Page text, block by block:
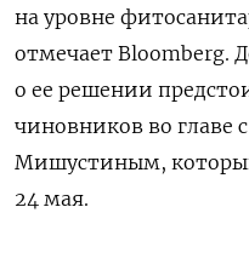
на уровне
отмечает Bloomberg.
о ее решении
чиновников во
Мишустиным,
24 мая.